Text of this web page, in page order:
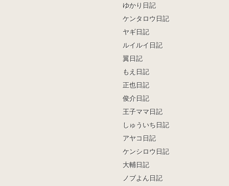
ゆかり日記
ケンタロウ日記
ヤギ日記
ルイルイ日記
翼日記
もえ日記
正也日記
俊介日記
王子ママ日記
しゅういち日記
アヤコ日記
ケンシロウ日記
大輔日記
ノブよん日記